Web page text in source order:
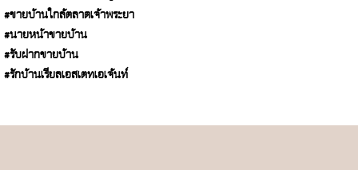
#ขายบ้านใกล้ตลาดเจ้าพระยา
#นายหน้าขายบ้าน
#รับฝากขายบ้าน
#รักบ้านเรียลเอสเตทเอเจ้นท์